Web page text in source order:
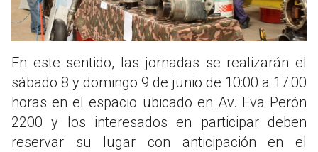
En este sentido, las jornadas se realizarán el
sábado 8 y domingo 9 de junio de 10:00 a 17:00
horas en el espacio ubicado en Av. Eva Perón
2200 y los interesados en participar deben
reservar su lugar con anticipación en el